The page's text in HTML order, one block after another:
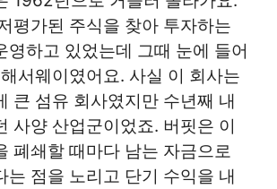
평가된 주식을 찾아 투자하는
영하고 있었는데 그때 눈에 들어
서웨이였어요. 사실 이 회사는
큰 섬유 회사였지만 수년째 내
사양 산업군이었죠. 버핏은 이
폐쇄할 때마다 남는 자금으로
는 점을 노리고 단기 수익을 내